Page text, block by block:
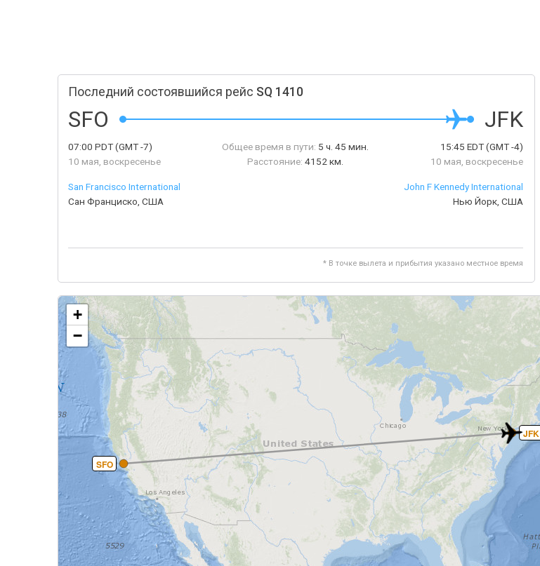
Последний состоявшийся рейс SQ 1410
SFO JFK
07:00 PDT(GMT -7)
10 мая, воскресенье
Общее время в пути: 5 ч. 45 мин.
Расстояние: 4152 км.
15:45 EDT(GMT -4)
10 мая, воскресенье
San Francisco International
Сан Франциско, США
John F Kennedy International
Нью Йорк, США
* В точке вылета и прибытия указано местное время
SFO
JFK
+
−